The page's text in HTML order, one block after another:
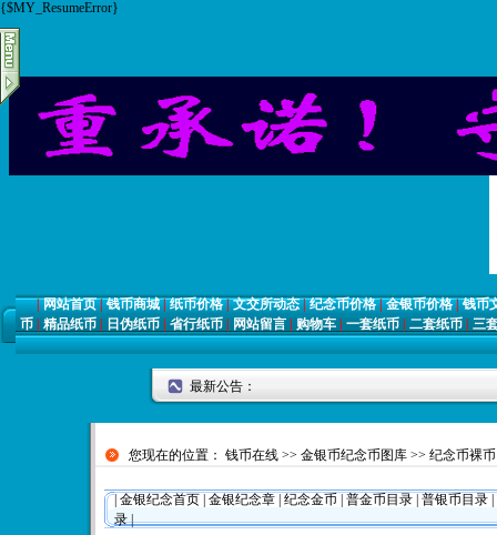
{$MY_ResumeError}
|网站首页|钱币商城|纸币价格|文交所动态|纪念币价格|金银币价格|钱币
币 | 精品纸币 | 日伪纸币 | 省行纸币 | 网站留言 | 购物车 | 一套纸币 | 二套纸币 | 三
最新公告：
您现在的位置： 钱币在线 >> 金银币纪念币图库 >> 纪念币裸
|金银纪念首页 |金银纪念章 |纪念金币 |普金币目录 |普银币目录 |
录|